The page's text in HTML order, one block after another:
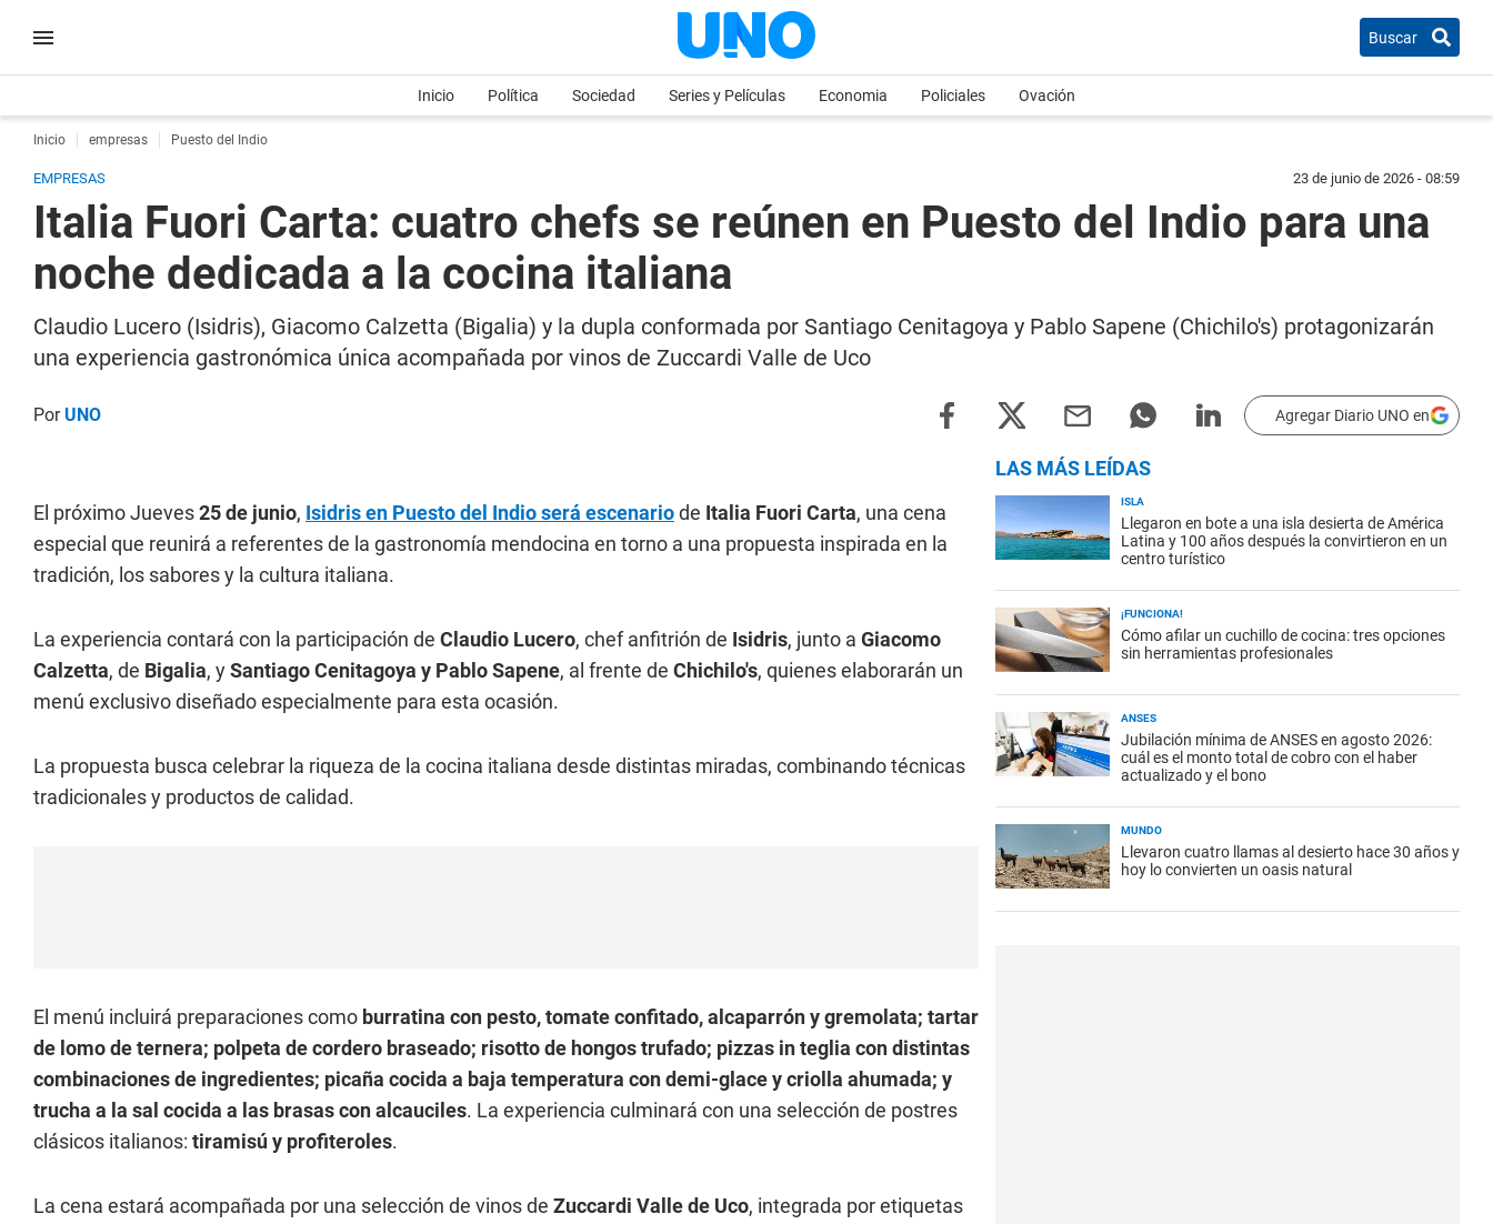
Buscar
Inicio Política Sociedad Series y Películas Economia Policiales Ovación
Inicio empresas Puesto del Indio
EMPRESAS 23 de junio de 2026 - 08:59
Italia Fuori Carta: cuatro chefs se reúnen en Puesto del Indio para una
noche dedicada a la cocina italiana
Claudio Lucero (Isidris), Giacomo Calzetta (Bigalia) y la dupla conformada por Santiago Cenitagoya y Pablo Sapene (Chichilo's) protagonizarán
una experiencia gastronómica única acompañada por vinos de Zuccardi Valle de Uco
PorUNO Agregar Diario UNO en
El próximo Jueves25 de junio, Isidris en Puesto del Indio será escenariode Italia Fuori Carta, una cena
especial que reunirá a referentes de la gastronomía mendocina en torno a una propuesta inspirada en la
tradición, los sabores y la cultura italiana.
La experiencia contará con la participación de Claudio Lucero, chef anfitrión de Isidris, junto a Giacomo
Calzetta, de Bigalia, ySantiago Cenitagoya y Pablo Sapene, al frente de Chichilo's, quienes elaborarán un
menú exclusivo diseñado especialmente para esta ocasión.
La propuesta busca celebrar la riqueza de la cocina italiana desde distintas miradas, combinando técnicas
tradicionales y productos de calidad.
El menú incluirá preparaciones como burratina con pesto, tomate confitado, alcaparrón y gremolata; tartar
de lomo de ternera; polpeta de cordero braseado; risotto de hongos trufado; pizzas in teglia con distintas
combinaciones de ingredientes; picaña cocida a baja temperatura con demi-glace y criolla ahumada; y
trucha a la sal cocida a las brasas con alcauciles. La experiencia culminará con una selección de postres
clásicos italianos: tiramisú y profiteroles.
La cena estará acompañada por una selección de vinos de Zuccardi Valle de Uco, integrada por etiquetas
LAS MÁS LEÍDAS
ISLA
Llegaron en bote a una isla desierta de América
Latina y 100 años después la convirtieron en un
centro turístico
¡FUNCIONA!
Cómo afilar un cuchillo de cocina: tres opciones
sin herramientas profesionales
ANSES
Jubilación mínima de ANSES en agosto 2026:
cuál es el monto total de cobro con el haber
actualizado y el bono
MUNDO
Llevaron cuatro llamas al desierto hace 30 años y
hoy lo convierten un oasis natural